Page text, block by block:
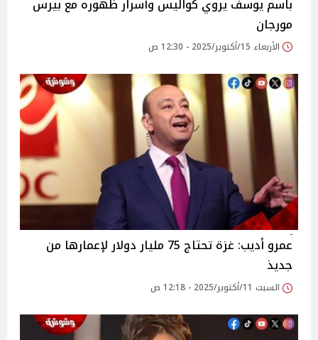
مورجان
الأربعاء 15/أكتوبر/2025 - 12:30 ص
عمرو أديب: غزة تحتاج 75 مليار دولار لإعمارها من
جديذ
السبت 11/أكتوبر/2025 - 12:18 ص